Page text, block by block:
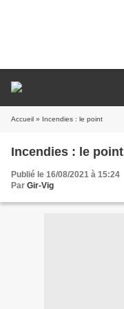
Accueil » Incendies : le point
Incendies : le point
Publié le 16/08/2021 à 15:24
Par Gir-Vig